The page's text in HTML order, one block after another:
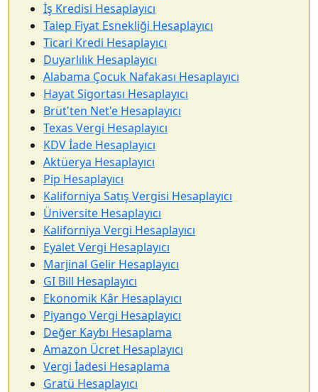
İş Kredisi Hesaplayıcı
Talep Fiyat Esnekliği Hesaplayıcı
Ticari Kredi Hesaplayıcı
Duyarlılık Hesaplayıcı
Alabama Çocuk Nafakası Hesaplayıcı
Hayat Sigortası Hesaplayıcı
Brüt'ten Net'e Hesaplayıcı
Texas Vergi Hesaplayıcı
KDV İade Hesaplayıcı
Aktüerya Hesaplayıcı
Pip Hesaplayıcı
Kaliforniya Satış Vergisi Hesaplayıcı
Üniversite Hesaplayıcı
Kaliforniya Vergi Hesaplayıcı
Eyalet Vergi Hesaplayıcı
Marjinal Gelir Hesaplayıcı
GI Bill Hesaplayıcı
Ekonomik Kâr Hesaplayıcı
Piyango Vergi Hesaplayıcı
Değer Kaybı Hesaplama
Amazon Ücret Hesaplayıcı
Vergi İadesi Hesaplama
Gratü Hesaplayıcı